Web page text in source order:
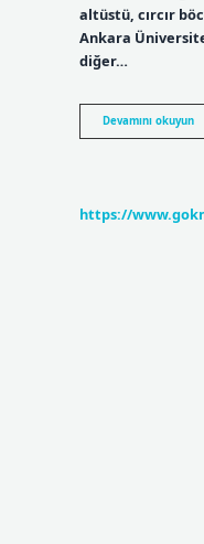
altüstü, cırcır
Ankara
diğer…
Devamını okuyun
https://